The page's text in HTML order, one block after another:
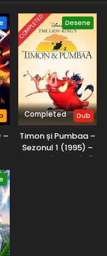
–
COMPLETED Desene
Completed Dub
Timon și Pumbaa –
Sezonul 1 (1995) –
Dublat în Română